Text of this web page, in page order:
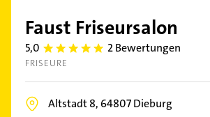
Faust Friseursalon
5,0 5.0 2 Bewertungen
FRISEURE
Altstadt 8, 64807Dieburg